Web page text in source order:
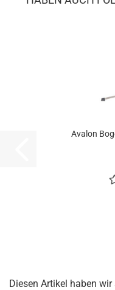
Avalon
Diesen Artikel haben